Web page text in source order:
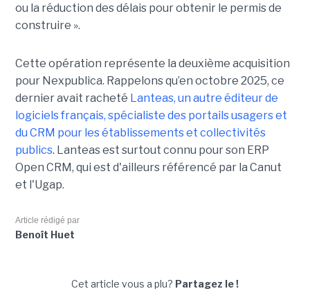
ou la réduction des délais pour obtenir le permis de
construire ».
Cette opération représente la deuxième acquisition
pour Nexpublica. Rappelons qu’en octobre 2025, ce
dernier avait racheté Lanteas, un autre éditeur de
logiciels français, spécialiste des portails usagers et
du CRM pour les établissements et collectivités
publics. Lanteas est surtout connu pour son ERP
Open CRM, qui est d'ailleurs référencé par la Canut
et l'Ugap.
Article rédigé par
Benoît Huet
Cet article vous a plu? Partagez le !